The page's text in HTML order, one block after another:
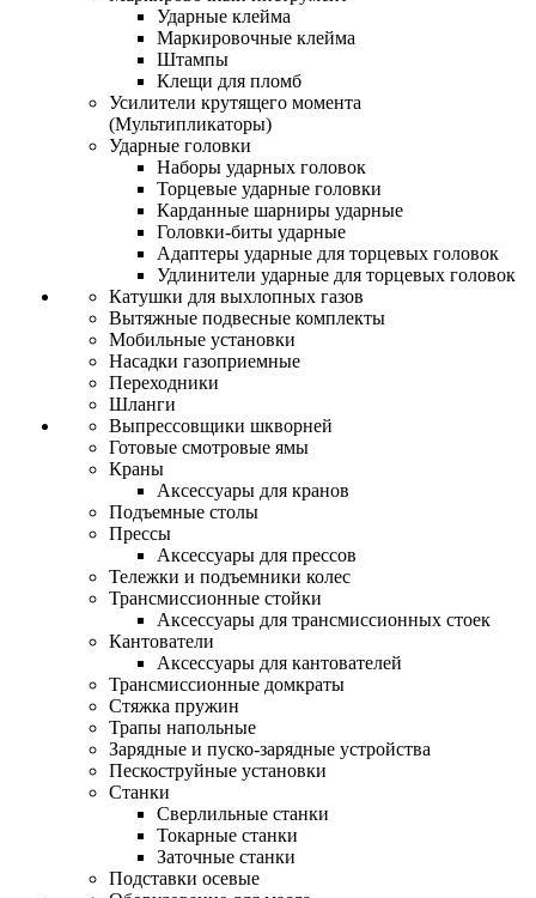
Ударные клейма
Маркировочные клейма
Штампы
Клещи для пломб
Усилители крутящего момента
(Мультипликаторы)
Ударные головки
Наборы ударных головок
Торцевые ударные головки
Карданные шарниры ударные
Головки-биты ударные
Адаптеры ударные для торцевых головок
Удлинители ударные для торцевых головок
Катушки для выхлопных газов
Вытяжные подвесные комплекты
Мобильные установки
Насадки газоприемные
Переходники
Шланги
Выпрессовщики шкворней
Готовые смотровые ямы
Краны
Аксессуары для кранов
Подъемные столы
Прессы
Аксессуары для прессов
Тележки и подъемники колес
Трансмиссионные стойки
Аксессуары для трансмиссионных стоек
Кантователи
Аксессуары для кантователей
Трансмиссионные домкраты
Стяжка пружин
Трапы напольные
Зарядные и пуско-зарядные устройства
Пескоструйные установки
Станки
Сверлильные станки
Токарные станки
Заточные станки
Подставки осевые